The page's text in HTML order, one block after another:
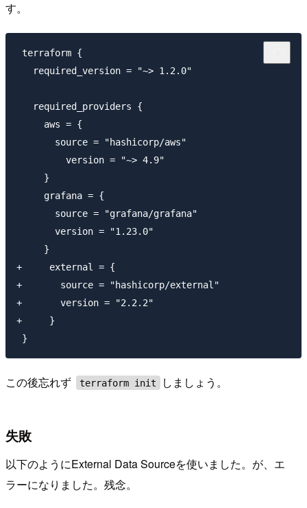
す。
terraform {
   required_version = "~> 1.2.0"
   required_providers {
     aws = {
       source = "hashicorp/aws"
         version = "~> 4.9"
     }
     grafana = {
       source = "grafana/grafana"
       version = "1.23.0"
     }
+     external = {
+       source = "hashicorp/external"
+       version = "2.2.2"
+     }
この後忘れず terraform init しましょう。
失敗
以下のようにExternal Data Sourceを使いました。が、エ
ラーになりました。残念。